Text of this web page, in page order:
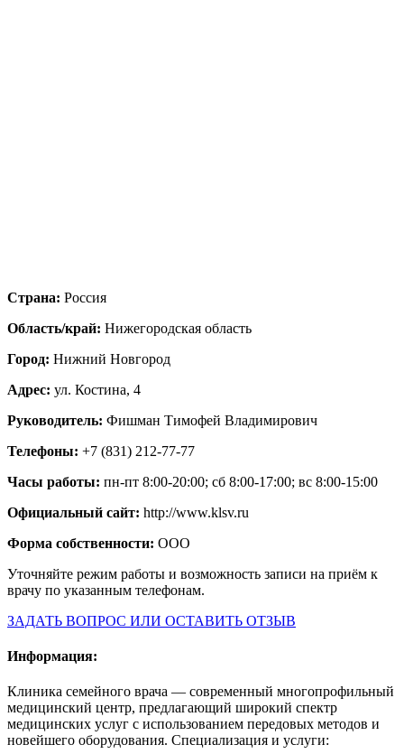
Страна: Россия
Область/край: Нижегородская область
Город: Нижний Новгород
Адрес: ул. Костина, 4
Руководитель: Фишман Тимофей Владимирович
Телефоны: +7 (831) 212-77-77
Часы работы: пн-пт 8:00-20:00; сб 8:00-17:00; вс 8:00-15:00
Официальный сайт: http://www.klsv.ru
Форма собственности: ООО
Уточняйте режим работы и возможность записи на приём к
врачу по указанным телефонам.
ЗАДАТЬ ВОПРОС ИЛИ ОСТАВИТЬ ОТЗЫВ
Информация:
Клиника семейного врача — современный многопрофильный
медицинский центр, предлагающий широкий спектр
медицинских услуг с использованием передовых методов и
новейшего оборудования. Специализация и услуги: